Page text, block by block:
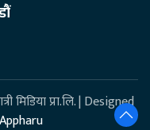
मिडिया प्रा.लि. | Designed
Appharu